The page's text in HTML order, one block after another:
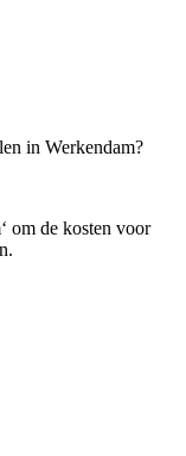
in Werkendam?
om de kosten voor